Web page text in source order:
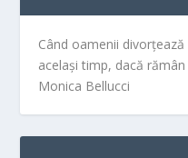
Când oamenii
același timp, dacă
Monica Bellucci